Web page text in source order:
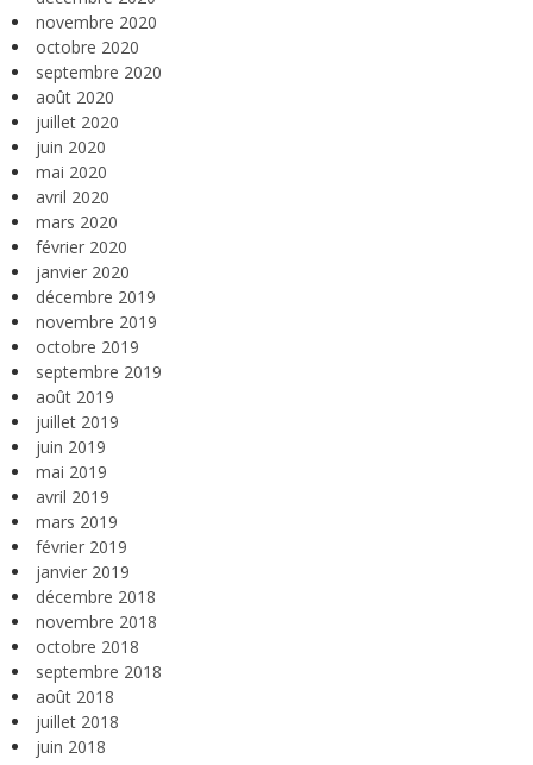
novembre 2020
octobre 2020
septembre 2020
août 2020
juillet 2020
juin 2020
mai 2020
avril 2020
mars 2020
février 2020
janvier 2020
décembre 2019
novembre 2019
octobre 2019
septembre 2019
août 2019
juillet 2019
juin 2019
mai 2019
avril 2019
mars 2019
février 2019
janvier 2019
décembre 2018
novembre 2018
octobre 2018
septembre 2018
août 2018
juillet 2018
juin 2018